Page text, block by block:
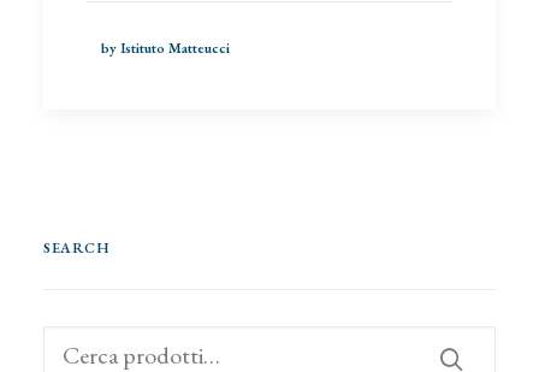
by Istituto Matteucci
SEARCH
Cerca: